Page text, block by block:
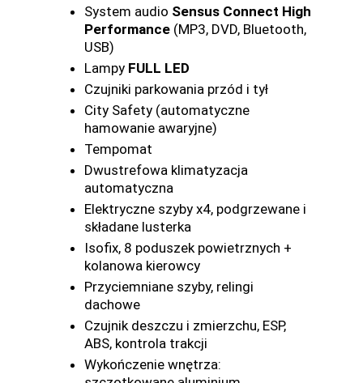
System audio Sensus Connect High
Performance (MP3, DVD, Bluetooth,
USB)
Lampy FULL LED
Czujniki parkowania przód i tył
City Safety (automatyczne
hamowanie awaryjne)
Tempomat
Dwustrefowa klimatyzacja
automatyczna
Elektryczne szyby x4, podgrzewane i
składane lusterka
Isofix, 8 poduszek powietrznych +
kolanowa kierowcy
Przyciemniane szyby, relingi
dachowe
Czujnik deszczu i zmierzchu, ESP,
ABS, kontrola trakcji
Wykończenie wnętrza: